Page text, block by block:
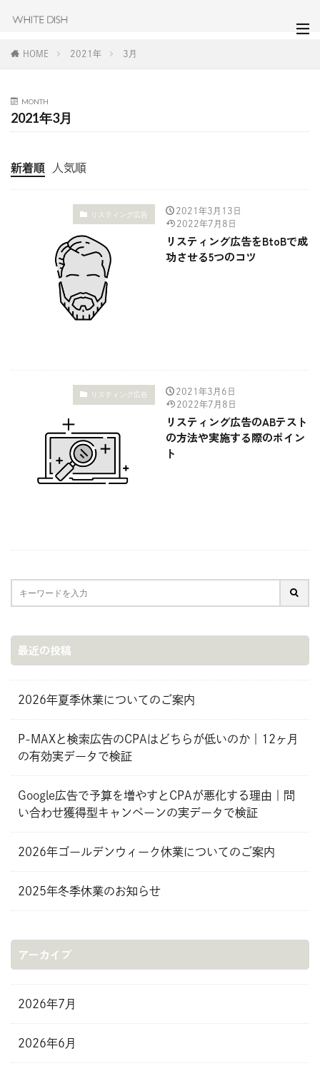
HOME 2021年 3月
MONTH
2021年3月
新着順 人気順
リスティング広告
2021年3月13日
2022年7月8日
リスティング広告をBtoBで成
功させる5つのコツ
リスティング広告
2021年3月6日
2022年7月8日
リスティング広告のABテスト
の方法や実施する際のポイン
ト
最近の投稿
2026年夏季休業についてのご案内
P-MAXと検索広告のCPAはどちらが低いのか｜12ヶ月
の有効実データで検証
Google広告で予算を増やすとCPAが悪化する理由｜問
い合わせ獲得型キャンペーンの実データで検証
2026年ゴールデンウィーク休業についてのご案内
2025年冬季休業のお知らせ
アーカイブ
2026年7月
2026年6月